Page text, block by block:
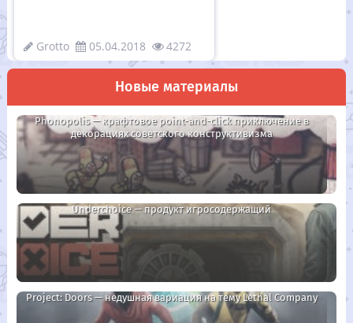
Grotto 05.04.2018 4272
Новые материалы
Phonopolis — крафтовое point-and-click приключение в
декорациях советского конструктивизма
Underchoice — продукт игросодержащий
Project: Doors — недушная вариация на тему Lethal Company